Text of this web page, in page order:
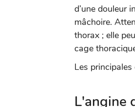
d’une douleur
mâchoire.
thorax ; elle
cage
Les
L'angine